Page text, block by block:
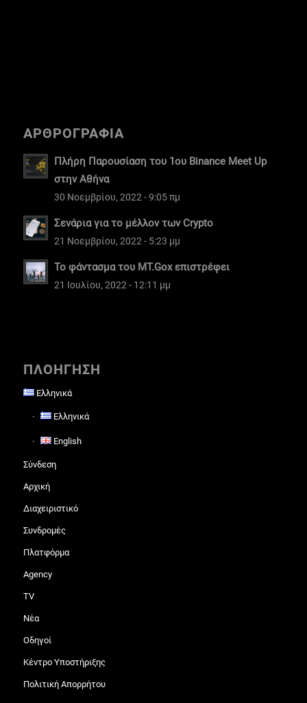
ΑΡΘΡΟΓΡΑΦΙΑ
Πλήρη Παρουσίαση του 1ου Binance Meet Up
στην Αθήνα
30 Νοεμβρίου, 2022 - 9:05 πμ
Σενάρια για το μέλλον των Crypto
21 Νοεμβρίου, 2022 - 5:23 μμ
Το φάντασμα του MT.Gox επιστρέφει
21 Ιουλίου, 2022 - 12:11 μμ
ΠΛΟΗΓΗΣΗ
Ελληνικά
Ελληνικά
English
Σύνδεση
Αρχική
Διαχειριστικό
Συνδρομές
Πλατφόρμα
Agency
TV
Νέα
Οδηγοί
Κέντρο Υποστήριξης
Πολιτική Απορρήτου